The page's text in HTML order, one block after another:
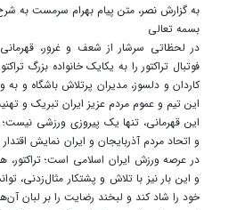
به گزارش نصر، متن پیام بهرام سرمست به
بسمه تعالی
در لحظاتی سرشار از شعف و غرور، قهرمانی
فوتبال تراکتور را به یکایک خانواده بزرگ
کاردان و دلسوز، مدیران پرتلاش باشگاه و به
این تیم و عموم مردم عزیز ایران تبریک و
این قهرمانی، تنها یک پیروزی ورزشی
و اتحاد مردم آذربایجان و ایران نمایش
در عرصه ورزش ایران اسلامی است؛ تراکتور،
و این بار نیز با تلاش و پشتکار مثال‌زدنی،
خود را شاد کند و لبخند رضایت را بر لبان